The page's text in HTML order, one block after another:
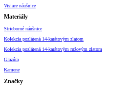
Visiace náušnice
Materiály
Strieborné náušnice
Kolekcia pozlátená 14-karátovým zlatom
Kolekcia pozlátená 14-karátovým ružovým zlatom
Glazúra
Kamene
Značky